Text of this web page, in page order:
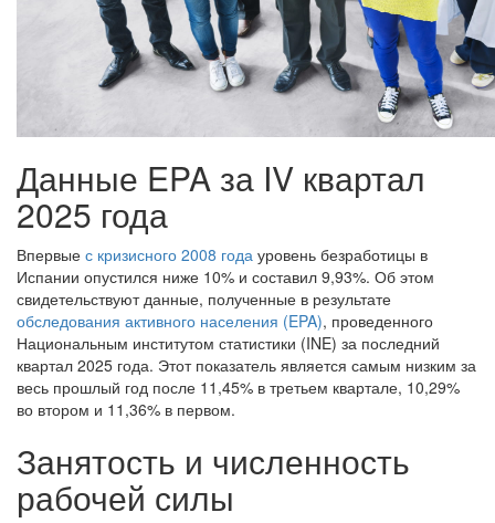
Данные EPA за IV квартал
2025 года
Впервые с кризисного 2008 года уровень безработицы в
Испании опустился ниже 10% и составил 9,93%. Об этом
свидетельствуют данные, полученные в результате
обследования активного населения (EPA), проведенного
Национальным институтом статистики (INE) за последний
квартал 2025 года. Этот показатель является самым низким за
весь прошлый год после 11,45% в третьем квартале, 10,29%
во втором и 11,36% в первом.
Занятость и численность
рабочей силы